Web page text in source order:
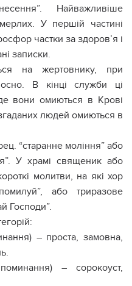
Найважливіше
У першій частині
частки за здоров’я і
записки.
на жepтовнику, при
В кінці служби ці
вони омиються в Кpoві
людей омиються в
“старанне моління” або
У храмі священик або
молитви, на які хор
або триразове
Господи”.
– проста, замовна,
– сорокоуст,